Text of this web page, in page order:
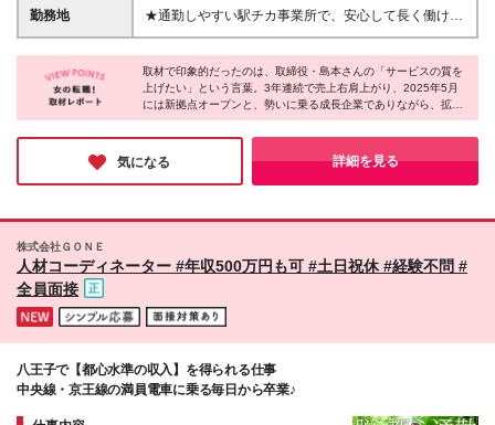
未経験だからこその視点も支援や運営に活かせます。
入社後は、充実した研修制度を通じて 基礎から段階
ー・管理者を目指せる環境です。
月）：月給18.5万円～24万円 ■ 昇給：年1回 ■ 賞与：
す。 【サービス管理責任者】 月給：30万円～39万円
※資格・経験を考慮
勤務地
★通勤しやすい駅チカ事業所で、安心して長く働けま
す 千葉県・埼玉県に展開する 就労移行支援事業所
「リンクス」のいずれかに配属となります。 すべて
の事業所が駅から徒歩圏内にあり、毎日の通勤も快適
です。 ★事業所の雰囲気がわかる動画を公開中 スタ
ッフの働く様子や職場の空気感を、 YouTube・関連
リンクでご覧いただけます。 入社後のイメージを持
ってから応募できるので安心です。 ＜千葉県エリア
33-13 フォートリス船橋7F ■リンクス西船橋※2025
年春開設の新しい事業所です 千葉県船橋市葛飾町2-
クス大宮 埼玉県さいたま市大宮区大門町3-82-1 大
口 埼玉県川越市脇田町16-29 川越脇田ビル4F ■リン
クス川越西口 埼玉県川越市脇田本町10-24 藤蔵ロイ
ヤルビル4F ■自立訓練事業所リンクス川越 埼玉県川
取材で印象的だったのは、取締役・島本さんの「サービスの質を
上げたい」という言葉。3年連続で売上右肩上がり、2025年5月
には新拠点オープンと、勢いに乗る成長企業でありながら、拡大
一辺倒ではない姿勢に共感しました。組織強化のフェーズだから
こそ、会社づくりにも携わるチャンスもあるのだそう。さらに
「社員の働きやすさも改善したい」と制度・環境整備にも本気で
す。安定と成長、両方を手に入れられる会社だと感じました！
気になる 詳細を見る
株式会社ＧＯＮＥ
人材コーディネーター #年収500万円も可 #土日祝休 #経験不問 #
全員面接
八王子で【都心水準の収入】を得られる仕事
中央線・京王線の満員電車に乗る毎日から卒業♪